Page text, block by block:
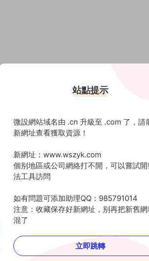
站點提示
微設網站域名由 .cn 升級至 .com 了，請
新網址查看獲取資源！
新網址：www.wszyk.com
個别地區或公司網絡打不開，可以嘗試開
法工具訪問
如有問題可添加助理QQ：985791014
注意：收藏保存好新網址，别再把新舊網
混了
立即跳轉